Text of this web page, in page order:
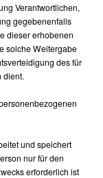
Verantwortlichen,
gegebenenfalls
dieser erhobenen
solche Weitergabe
des für
dient.
und speichert
nur für den
erforderlich ist